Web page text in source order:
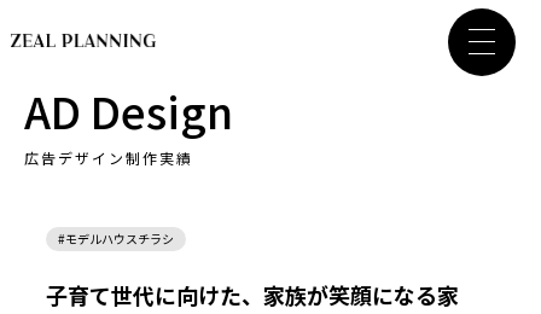
AD Design
広告デザイン制作実績
#モデルハウスチラシ
子育て世代に向けた、家族が笑顔になる家